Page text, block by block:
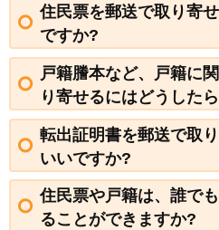
住民票を郵送で取り寄
ですか?
戸籍謄本など、戸籍に
り寄せるにはどうした
転出証明書を郵送で取
いいですか?
住民票や戸籍は、誰で
ることができますか?